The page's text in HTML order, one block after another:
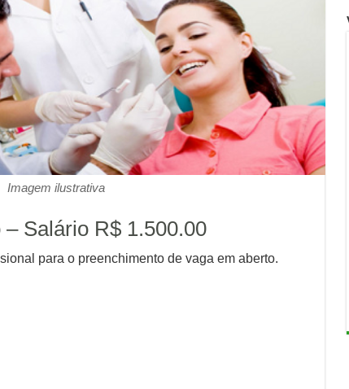
Imagem ilustrativa
Salário R$ 1.500.00
para o preenchimento de vaga em aberto.